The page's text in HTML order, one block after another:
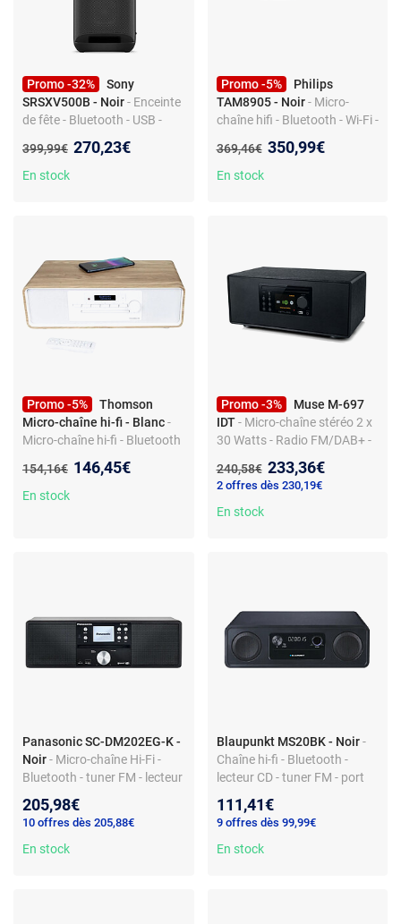
Promo -32%
Sony
SRSXV500B - Noir- Enceinte
de fête - Bluetooth - USB -
sortie jack
Ancien prix :
399,99€ Nouveau prix :
270,23€
En stock
Promo -5%
Philips
TAM8905 - Noir - Micro-
chaîne hifi - Bluetooth - Wi-Fi -
USB - télécommande
Ancien prix :
369,46€ Nouveau prix :
350,99€
En stock
Promo -5%
Thomson
Micro-chaîne hi-fi - Blanc-
Micro-chaîne hi-fi - Bluetooth
USB - entrée auxiliaire - MP3
Ancien prix :
154,16€ Nouveau prix :
146,45€
En stock
Promo -3%
Muse M-697
IDT - Micro-chaîne stéréo 2 x
30 Watts - Radio FM/DAB+ -
5.0/NFC - Réveil - AUX/USB
Ancien prix :
240,58€ Nouveau prix :
233,36€
2 offres dès 230,19€
En stock
Panasonic SC-DM202EG-K -
Noir- Micro-chaîne Hi-Fi -
Bluetooth - tuner FM - lecteur
télécommande
205,98€
10 offres dès 205,88€
En stock
Blaupunkt MS20BK - Noir -
Chaîne hi-fi - Bluetooth -
lecteur CD - tuner FM - port
111,41€
9 offres dès 99,99€
En stock